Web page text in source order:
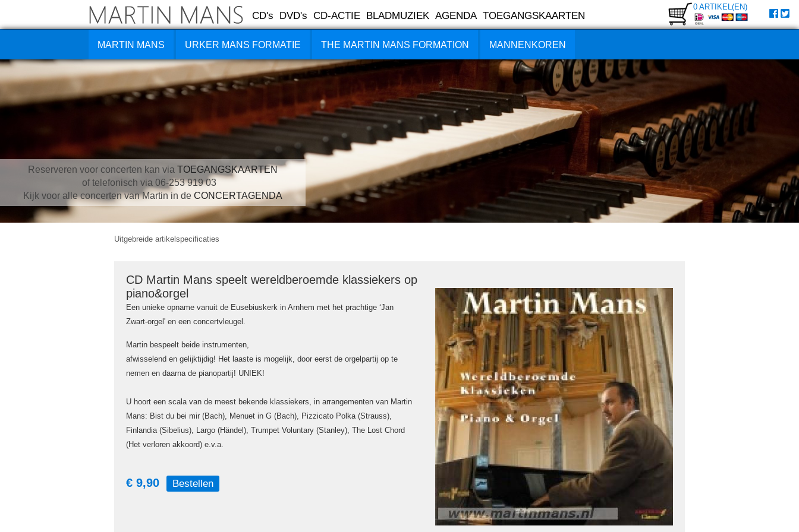
CD's DVD's CD-ACTIE BLADMUZIEK AGENDA TOEGANGSKAARTEN
0 ARTIKEL(EN)
MARTIN MANS URKER MANS FORMATIE THE MARTIN MANS FORMATION MANNENKOREN
Reserveren voor concerten kan via TOEGANGSKAARTEN
of telefonisch via 06-253 919 03
Kijk voor alle concerten van Martin in de CONCERTAGENDA
Uitgebreide artikelspecificaties
CD Martin Mans speelt wereldberoemde klassiekers op
piano&orgel
Een unieke opname vanuit de Eusebiuskerk in Arnhem met het prachtige ‘Jan
Zwart-orgel' en een concertvleugel.
Martin bespeelt beide instrumenten,
afwisselend en gelijktijdig! Het laaste is mogelijk, door eerst de orgelpartij op te
nemen en daarna de pianopartij! UNIEK!
U hoort een scala van de meest bekende klassiekers, in arrangementen van Martin
Mans: Bist du bei mir (Bach), Menuet in G (Bach), Pizzicato Polka (Strauss),
Finlandia (Sibelius), Largo (Händel), Trumpet Voluntary (Stanley), The Lost Chord
(Het verloren akkoord) e.v.a.
€ 9,90 Bestellen